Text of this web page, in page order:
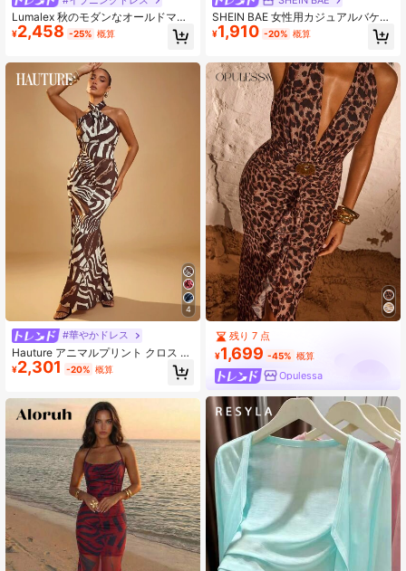
Lumalex 秋のモダンなオールドマネ
ーグリッターホリデーパーティーア
ウトフィット、レイブフェスティバ
結婚式シーズンバンケット成人式セ
レモニー豹柄メッシュシアーディー
プVネックパフスリーブフローイータ
イアップドレス、豹柄マキシドレ
ス、長袖マキシドレス、ブラウンマ
キシドレス、ラグジュアリーマキシ
ドレス、秋の女性用ドレス、プロム
ドレス、秋の結婚式ゲストドレス
¥2,458 -25% 概算
4
#華やかドレス
Hauture アニマルプリント クロス ホ
ルターネックドレス
¥2,301 -20% 概算
SHEIN BAE 女性用カジュアルバケー
ション アニマル柄 ドレープネック
フリル 非対称裾ドレス、ビーチバケ
ン、アニマル柄ドレス、ブラウン ロ
ングドレス向け
¥1,910 -20% 概算
残り 7 点
¥1,699 -45% 概算
Opulessa